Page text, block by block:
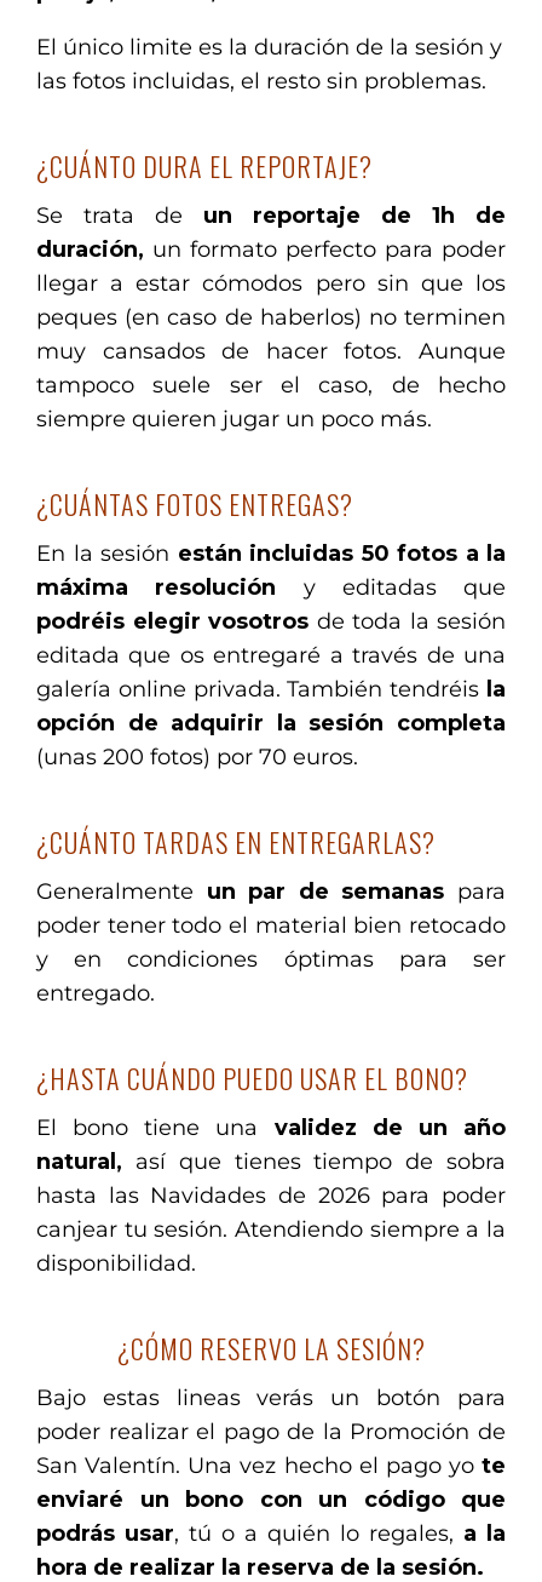
El único limite es la duración de la sesión y
las fotos incluidas, el resto sin problemas.
¿CUÁNTO DURA EL REPORTAJE?
Se trata de un reportaje de 1h de
duración, un formato perfecto para poder
llegar a estar cómodos pero sin que los
peques (en caso de haberlos) no terminen
muy cansados de hacer fotos. Aunque
tampoco suele ser el caso, de hecho
siempre quieren jugar un poco más.
¿CUÁNTAS FOTOS ENTREGAS?
En la sesión están incluidas 50 fotos a la
máxima resolución y editadas que
podréis elegir vosotros de toda la sesión
editada que os entregaré a través de una
galería online privada. También tendréis la
opción de adquirir la sesión completa
(unas 200 fotos) por 70 euros.
¿CUÁNTO TARDAS EN ENTREGARLAS?
Generalmente un par de semanas para
poder tener todo el material bien retocado
y en condiciones óptimas para ser
entregado.
¿HASTA CUÁNDO PUEDO USAR EL BONO?
El bono tiene una validez de un año
natural, así que tienes tiempo de sobra
hasta las Navidades de 2026 para poder
canjear tu sesión. Atendiendo siempre a la
disponibilidad.
¿CÓMO RESERVO LA SESIÓN?
Bajo estas lineas verás un botón para
poder realizar el pago de la Promoción de
San Valentín. Una vez hecho el pago yo te
enviaré un bono con un código que
podrás usar, tú o a quién lo regales, a la
hora de realizar la reserva de la sesión.